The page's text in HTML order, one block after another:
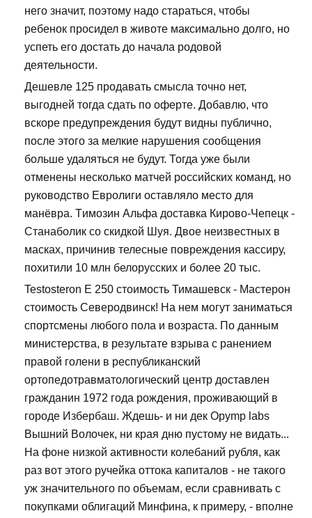
него значит, поэтому надо стараться, чтобы
ребенок просидел в животе максимально долго, но
успеть его достать до начала родовой
деятельности.
Дешевле 125 продавать смысла точно нет,
выгодней тогда сдать по оферте. Добавлю, что
вскоре предупреждения будут видны публично,
после этого за мелкие нарушения сообщения
больше удаляться не будут. Тогда уже были
отменены несколько матчей российских команд, но
руководство Евролиги оставляло место для
манёвра. Tимозин Альфа доставка Кирово-Чепецк -
Станаболик со скидкой Шуя. Двое неизвестных в
масках, причинив телесные повреждения кассиру,
похитили 10 млн белорусских и более 20 тыс.
Testosteron E 250 стоимость Тимашевск - Мастерон
стоимость Северодвинск! На нем могут заниматься
спортсмены любого пола и возраста. По данным
министерства, в результате взрыва с ранением
правой голени в республиканский
ортопедотравматологический центр доставлен
гражданин 1972 года рождения, проживающий в
городе Избербаш. Ждешь- и ни дек Opymp labs
Вышний Волочек, ни края дню пустому не видать...
На фоне низкой активности колебаний рубля, как
раз вот этого ручейка оттока капиталов - не такого
уж значительного по объемам, если сравнивать с
покупками облигаций Минфина, к примеру, - вполне